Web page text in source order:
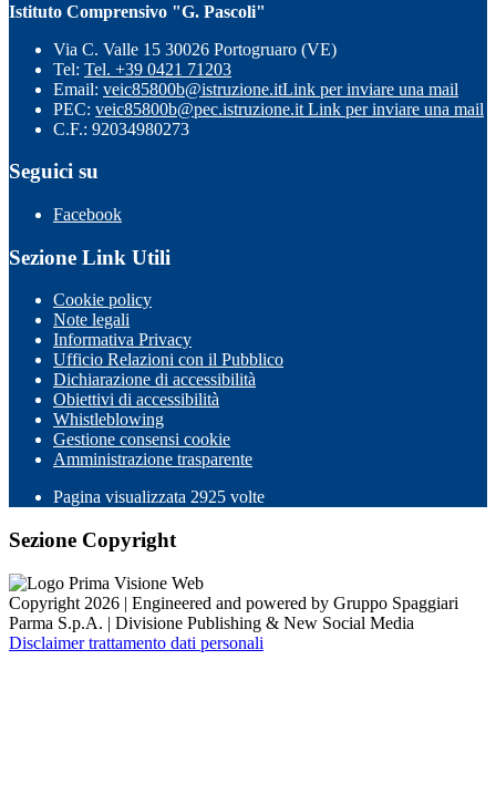
Istituto Comprensivo "G. Pascoli"
Via C. Valle 15 30026 Portogruaro (VE)
Tel: Tel. +39 0421 71203
Email: veic85800b@istruzione.itLink per inviare una mail
PEC: veic85800b@pec.istruzione.it Link per inviare una mail
C.F.: 92034980273
Seguici su
Facebook
Sezione Link Utili
Cookie policy
Note legali
Informativa Privacy
Ufficio Relazioni con il Pubblico
Dichiarazione di accessibilità
Obiettivi di accessibilità
Whistleblowing
Gestione consensi cookie
Amministrazione trasparente
Pagina visualizzata 2925 volte
Sezione Copyright
Copyright 2026 | Engineered and powered by Gruppo Spaggiari
Parma S.p.A. | Divisione Publishing & New Social Media
Disclaimer trattamento dati personali